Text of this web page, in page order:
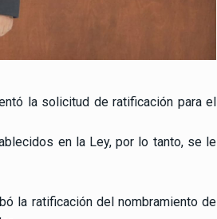
la solicitud de ratificación para el
en la Ley, por lo tanto, se le
la ratificación del nombramiento de